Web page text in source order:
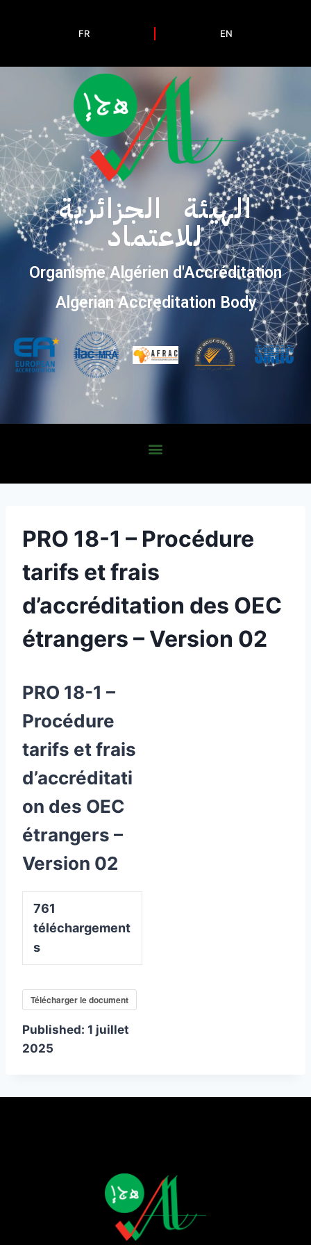
FR EN
الهيئة الجزائرية
للاعتماد
Organisme Algérien d'Accréditation
Algerian Accreditation Body
PRO 18-1 – Procédure
tarifs et frais
d’accréditation des OEC
étrangers – Version 02
PRO 18-1 –
Procédure
tarifs et frais
d’accréditati
on des OEC
étrangers –
Version 02
761
téléchargement
s
Télécharger le document
Published: 1 juillet
2025